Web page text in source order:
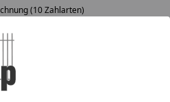
(10 Zahlarten)